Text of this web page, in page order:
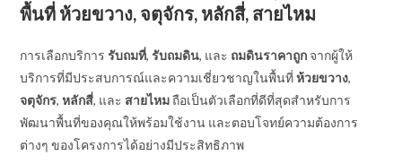
พื้นที่ ห้วยขวาง, จตุจักร, หลักสี่, สายไหม
การเลือกบริการรับถมที่,รับถมดิน, และ ถมดินราคาถูก จากผู้ให้
บริการที่มีประสบการณ์และความเชี่ยวชาญในพื้นที่ห้วยขวาง,
จตุจักร,หลักสี่, และ สายไหมถือเป็นตัวเลือกที่ดีที่สุดสำหรับการ
พัฒนาพื้นที่ของคุณให้พร้อมใช้งาน และตอบโจทย์ความต้องการ
ต่างๆ ของโครงการได้อย่างมีประสิทธิภาพ